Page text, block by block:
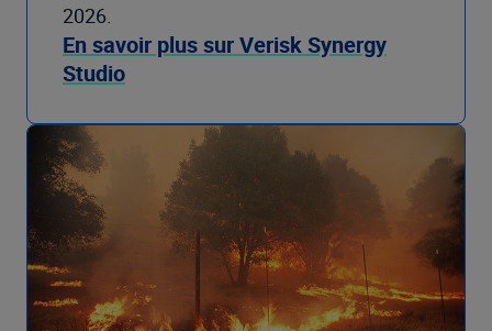
2026.
En savoir plus sur Verisk Synergy
Studio